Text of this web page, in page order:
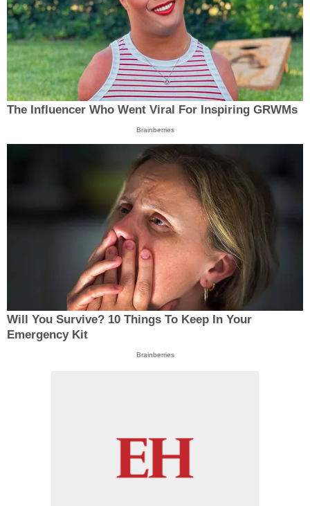
The Influencer Who Went Viral For Inspiring GRWMs
Brainberries
Will You Survive? 10 Things To Keep In Your
Emergency Kit
Brainberries